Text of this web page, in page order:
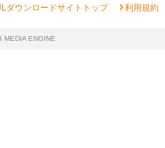
ダウンロードサイトトップ chevron_right利用規約
MEDIA ENGINE